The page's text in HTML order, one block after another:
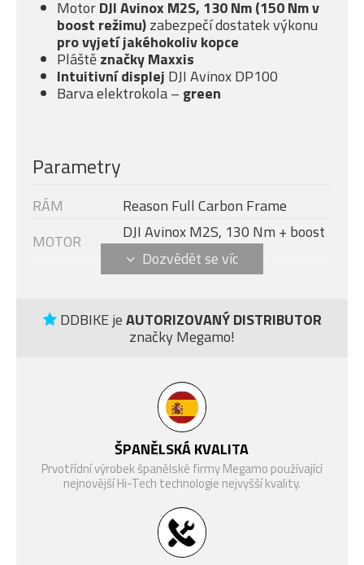
DDBIKE jeAUTORIZOVANÝ DISTRIBUTOR
značky Megamo!
ŠPANĚLSKÁ KVALITA
Prvotřídní výrobek španělské firmy Megamo používající
nejnovější Hi-Tech technologie nejvyšší kvality.
MotorDJI Avinox M2S, 130 Nm (150 Nm v
boost režimu)zabezpečí dostatek výkonu
pro vyjetí jakéhokoliv kopce
Pláštěznačky Maxxis
Intuitivní displej DJI Avinox DP100
Barva elektrokola – green
Parametry
RÁM
Reason Full Carbon Frame
MOTOR
DJI Avinox M2S, 130 Nm + boost
- 150 Nm (1300 W)
Velikost rámu XL
Modelový rok 2027
DJI AVINOX 12A Fast Charger
FOX 36 SL Factory Kashima,
vzduch, 140mm
TLUMIČ
FOX Float Factory, Evol LV,
vzduch, 140 mm
rychlostí
Sram AXS Pod Ultimate